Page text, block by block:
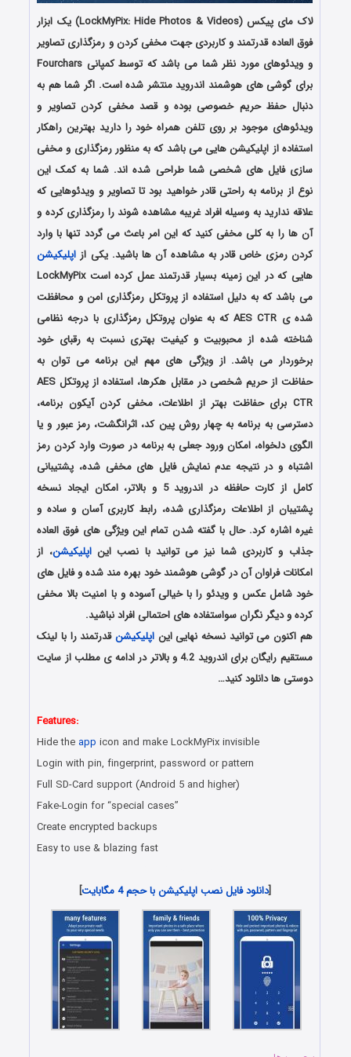
لاک مای پیکس (LockMyPix: Hide Photos & Videos) یک ابزار
فوق العاده قدرتمند و کاربردی جهت مخفی کردن و رمزگذاری تصاویر
و ویدئوهای مورد نظر شما می باشد که توسط کمپانی Fourchars
برای گوشی های هوشمند اندروید منتشر شده است. اگر شما هم به
دنبال حفظ حریم خصوصی بوده و قصد مخفی کردن تصاویر و
ویدئوهای موجود بر روی تلفن همراه خود را دارید بهترین راهکار
استفاده از اپلیکیشن هایی می باشد که به منظور رمزگذاری و مخفی
سازی فایل های شخصی شما طراحی شده اند. شما به کمک این
نوع از برنامه به راحتی قادر خواهید بود تا تصاویر و ویدئوهایی که
علاقه ندارید به وسیله افراد غریبه مشاهده شوند را رمزگذاری کرده و
آن ها را به کلی مخفی کنید که این امر باعث می گردد تنها با وارد
کردن رمزی خاص قادر به مشاهده آن ها باشید. یکی ازاپلیکیشن
هایی که در این زمینه بسیار قدرتمند عمل کرده است LockMyPix
می باشد که به دلیل استفاده از پروتکل رمزگذاری امن و محافظت
شده ی AES CTR که به عنوان پروتکل رمزگذاری با درجه نظامی
شناخته شده از محبوبیت و کیفیت بهتری نسبت به رقبای خود
برخوردار می باشد. از ویژگی های مهم این برنامه می توان به
حفاظت از حریم شخصی در مقابل هکرها، استفاده از پروتکل AES
CTR برای حفاظت بهتر از اطلاعات، مخفی کردن آیکون برنامه،
دسترسی به برنامه به چهار روش پین کد، اثرانگشت، رمز عبور و یا
الگوی دلخواه، امکان ورود جعلی به برنامه در صورت وارد کردن رمز
اشتباه و در نتیجه عدم نمایش فایل های مخفی شده، پشتیبانی
کامل از کارت حافظه در اندروید 5 و بالاتر، امکان ایجاد نسخه
پشتیبان از اطلاعات رمزگذاری شده، رابط کاربری آسان و ساده و
غیره اشاره کرد. حال با گفته شدن تمام این ویژگی های فوق العاده
جذاب و کاربردی شما نیز می توانید با نصب ایناپلیکیشن، از
امکانات فراوان آن در گوشی هوشمند خود بهره مند شده و فایل های
خود شامل عکس و ویدئو را با خیالی آسوده و با امنیت بالا مخفی
کرده و دیگر نگران سواستفاده های احتمالی افراد نباشید.
هم اکنون می توانید نسخه نهایی ایناپلیکیشنقدرتمند را با لینک
مستقیم رایگان برای اندروید 4.2 و بالاتر در ادامه ی مطلب از سایت
دوستی ها دانلود کنید…
Features:
Hide the app icon and make LockMyPix invisible
Login with pin, fingerprint, password or pattern
Full SD-Card support (Android 5 and higher)
Fake-Login for “special cases”
Create encrypted backups
Easy to use & blazing fast
[دانلود فایل نصب اپلیکیشن با حجم 4 مگابایت ]